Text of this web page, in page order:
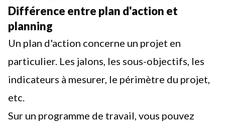
Différence entre plan d'action et
planning
Un plan d'action concerne un projet en
particulier. Les jalons, les sous-objectifs, les
indicateurs à mesurer, le périmètre du projet,
etc.
Sur un programme de travail, vous pouvez